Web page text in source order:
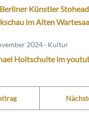
Künstler
im Alten
2024 · Kultur
Holtschulte im